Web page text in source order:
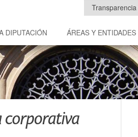
DIPUTACIÓN ÁREAS Y ENTIDADES
corporativa